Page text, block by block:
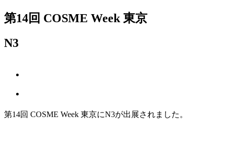
第14回 COSME Week 東京
N3
第14回 COSME Week 東京にN3が出展されました。